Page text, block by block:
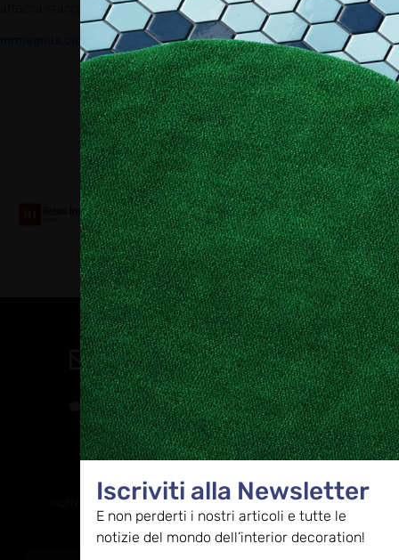
attacca-stacca lavabili.
Collaboriamo con
Contatti
direzione@allestire.online
0471 366087
Rimaniamo in contatto
Iscriviti alla nostra newsletter per ricevere tutti gli ultimi
aggiornamenti
Iscriviti alla Newsletter
E non perderti i nostri articoli e tutte le
notizie del mondo dell’interior decoration!